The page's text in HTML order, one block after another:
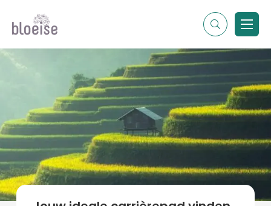
Contentmarketing
Online marketing
Branches
Marketing
Alle soorten artikelen
Alle topics